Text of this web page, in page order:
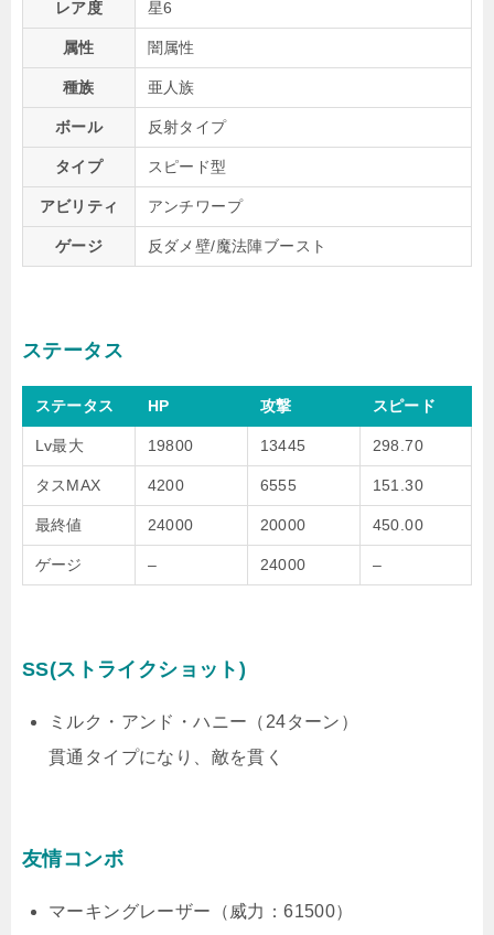
レア度 星6
属性 闇属性
種族 亜人族
ボール 反射タイプ
タイプ スピード型
アビリティ アンチワープ
ゲージ 反ダメ壁/魔法陣ブースト
ステータス
ステータス HP 攻撃 スピード
Lv最大 19800 13445 298.70
タスMAX 4200 6555 151.30
最終値 24000 20000 450.00
ゲージ – 24000 –
SS(ストライクショット)
ミルク・アンド・ハニー（24ターン）
貫通タイプになり、敵を貫く
友情コンボ
マーキングレーザー（威力：61500）